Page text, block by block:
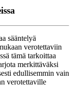
sääntelyä
verotettaviin
tämä tarkoittaa
merkittäväksi
edullisemmin vain
verotettaville